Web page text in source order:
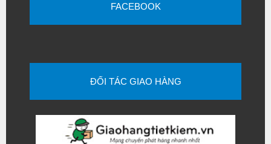
FACEBOOK
ĐỐI TÁC GIAO HÀNG